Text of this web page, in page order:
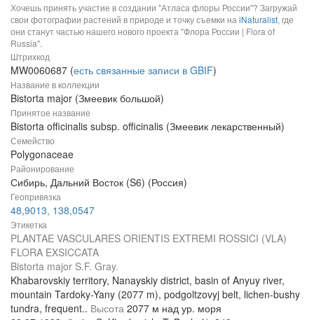
Хочешь принять участие в создании "Атласа флоры России"? Загружай
свои фотографии растений в природе и точку съемки на iNaturalist, где
они станут частью нашего нового проекта "Флора России | Flora of
Russia".
Штрихкод
MW0060687 (есть связанные записи в GBIF)
Название в коллекции
Bistorta major (Змеевик большой)
Принятое название
Bistorta officinalis subsp. officinalis (Змеевик лекарственный)
Семейство
Polygonaceae
Районирование
Сибирь, Дальний Восток (S6) (Россия)
Геопривязка
48,9013, 138,0547
Этикетка
PLANTAE VASCULARES ORIENTIS EXTREMI ROSSICI (VLA)
FLORA EXSICCATA
Bistorta major S.F. Gray.
Khabarovskiy territory, Nanayskiy district, basin of Anyuy river,
mountain Tardoky-Yany (2077 m), podgoltzovyj belt, lichen-bushy
tundra, frequent.. Высота 2077 м над ур. моря